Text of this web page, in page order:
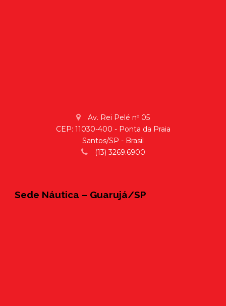
Av. Rei Pelé nº 05
CEP: 11030-400 - Ponta da Praia
Santos/SP - Brasil
(13) 3269.6900
Sede Náutica – Guarujá/SP